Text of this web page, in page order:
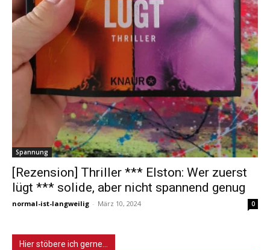
Spannung
[Rezension] Thriller *** Elston: Wer zuerst
lügt *** solide, aber nicht spannend genug
normal-ist-langweilig - März 10, 2024 0
Hier stöbere ich gerne…